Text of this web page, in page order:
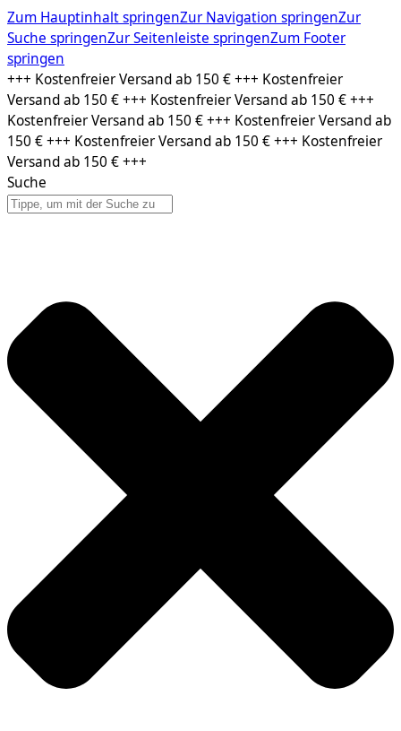
Zum Hauptinhalt springenZur Navigation springenZur
Suche springenZur Seitenleiste springenZum Footer
springen
Zum
Inhalt
springen
+++ Kostenfreier Versand ab 150 € +++ Kostenfreier
Versand ab 150 € +++ Kostenfreier Versand ab 150 € +++
Kostenfreier Versand ab 150 € +++ Kostenfreier Versand ab
150 € +++ Kostenfreier Versand ab 150 € +++ Kostenfreier
Versand ab 150 € +++
Suche